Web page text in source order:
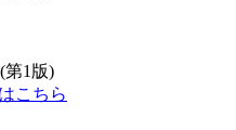
第1版)
こちら